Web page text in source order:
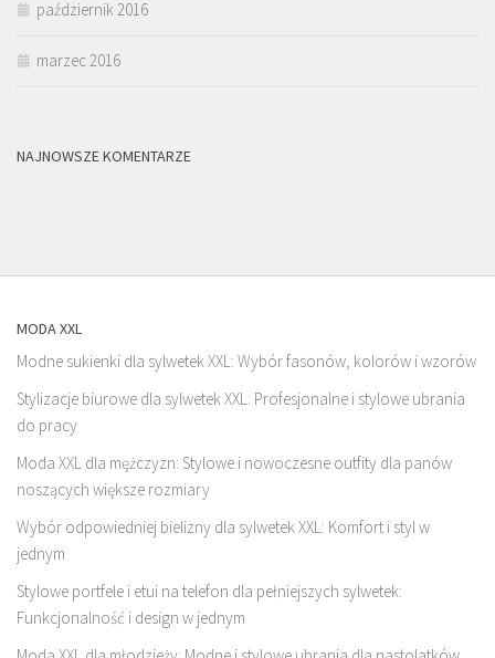
październik 2016
marzec 2016
NAJNOWSZE KOMENTARZE
MODA XXL
Modne sukienki dla sylwetek XXL: Wybór fasonów, kolorów i wzorów
Stylizacje biurowe dla sylwetek XXL: Profesjonalne i stylowe ubrania
do pracy
Moda XXL dla mężczyzn: Stylowe i nowoczesne outfity dla panów
noszących większe rozmiary
Wybór odpowiedniej bielizny dla sylwetek XXL: Komfort i styl w
jednym
Stylowe portfele i etui na telefon dla pełniejszych sylwetek:
Funkcjonalność i design w jednym